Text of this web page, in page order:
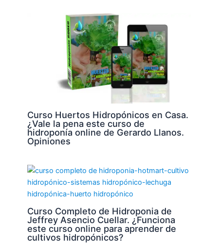
Curso Huertos Hidropónicos en Casa.
¿Vale la pena este curso de
hidroponía online de Gerardo Llanos.
Opiniones
Curso Completo de Hidroponia de
Jeffrey Asencio Cuellar. ¿Funciona
este curso online para aprender de
cultivos hidropónicos?